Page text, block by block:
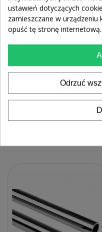
Drążek Owalny 3 Metry
24,44 zł
ustawień dotyczących
zamieszczane w urządzeniu
opuść tę stronę internetową.
Odrzuć